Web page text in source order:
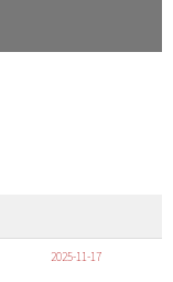
2025-11-17